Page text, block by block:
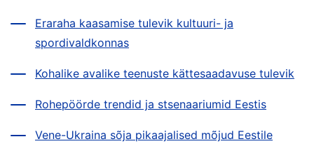
Eraraha kaasamise tulevik kultuuri- ja
spordivaldkonnas
Kohalike avalike teenuste kättesaadavuse tulevik
Rohepöörde trendid ja stsenaariumid Eestis
Vene-Ukraina sõja pikaajalised mõjud Eestile